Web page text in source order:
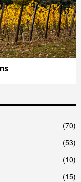
70
53
10
15